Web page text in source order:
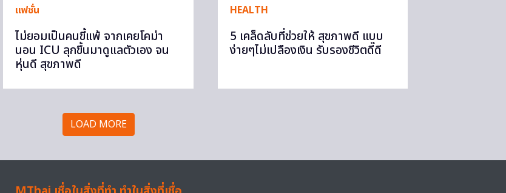
แฟชั่น
ไม่ยอมเป็นคนขี้แพ้ จากเคยโคม่า
นอน ICU ลุกขึ้นมาดูแลตัวเอง จน
หุ่นดี สุขภาพดี
HEALTH
5 เคล็ดลับที่ช่วยให้ สุขภาพดี แบบ
ง่ายๆไม่เปลืองเงิน รับรองชีวิตดี๊ดี
LOAD MORE